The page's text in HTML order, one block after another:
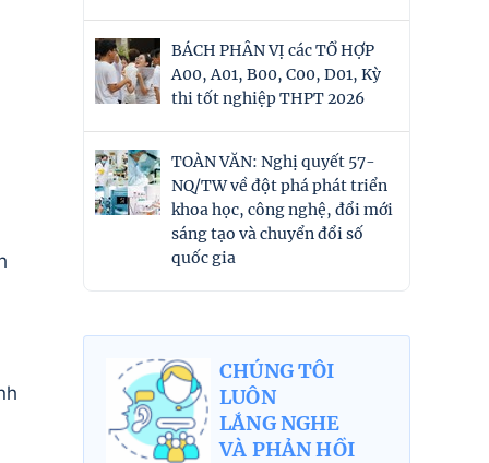
BÁCH PHÂN VỊ các TỔ HỢP
A00, A01, B00, C00, D01, Kỳ
thi tốt nghiệp THPT 2026
TOÀN VĂN: Nghị quyết 57-
NQ/TW về đột phá phát triển
khoa học, công nghệ, đổi mới
sáng tạo và chuyển đổi số
quốc gia
CHÚNG TÔI
LUÔN
LẮNG NGHE
VÀ PHẢN HỒI